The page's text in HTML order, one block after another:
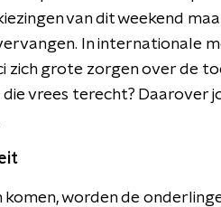
van dit weekend
In internationale
zich grote zorgen over de
vrees terecht? Daarover
komen, worden de